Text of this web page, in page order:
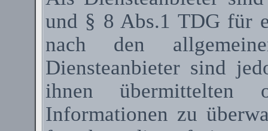
und § 8 Abs.1 TDG für
nach den
Diensteanbietersind
ihnen übermittelten
Informationen zu